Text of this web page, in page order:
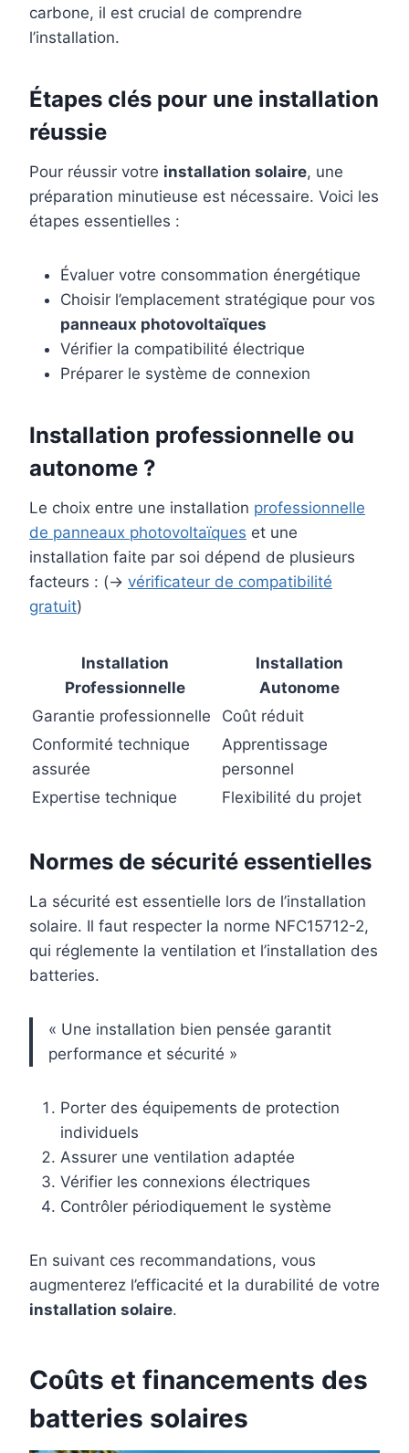
carbone, il est crucial de comprendre
l’installation.
Étapes clés pour une installation
réussie
Pour réussir votre installation solaire, une
préparation minutieuse est nécessaire. Voici les
étapes essentielles :
Évaluer votre consommation énergétique
Choisir l’emplacement stratégique pour vos
panneaux photovoltaïques
Vérifier la compatibilité électrique
Préparer le système de connexion
Installation professionnelle ou
autonome ?
Le choix entre une installation professionnelle
de panneaux photovoltaïques et une
installation faite par soi dépend de plusieurs
facteurs : (→ vérificateur de compatibilité
gratuit)
Installation
Professionnelle
Installation
Autonome
Garantie professionnelle
Coût réduit
Conformité technique
assurée
Apprentissage
personnel
Expertise technique
Flexibilité du projet
Normes de sécurité essentielles
La sécurité est essentielle lors de l’installation
solaire. Il faut respecter la norme NFC15712-2,
qui réglemente la ventilation et l’installation des
batteries.
« Une installation bien pensée garantit
performance et sécurité »
Porter des équipements de protection
individuels
Assurer une ventilation adaptée
Vérifier les connexions électriques
Contrôler périodiquement le système
En suivant ces recommandations, vous
augmenterez l’efficacité et la durabilité de votre
installation solaire.
Coûts et financements des
batteries solaires